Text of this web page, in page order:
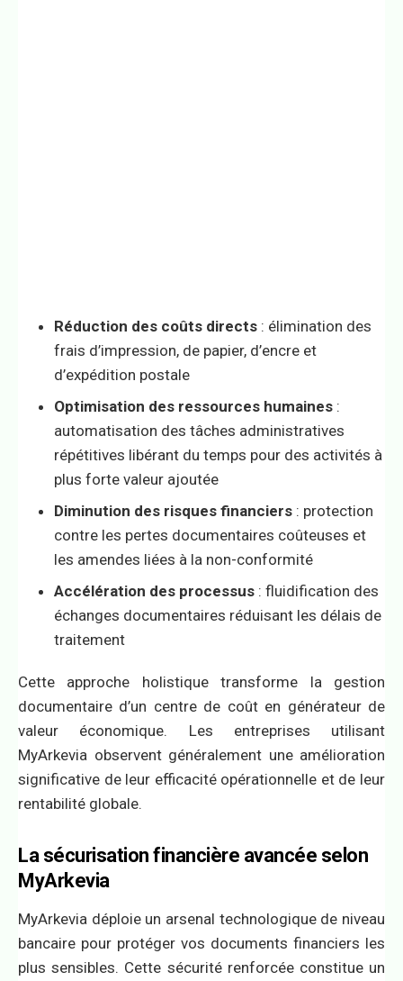
Réduction des coûts directs : élimination des
frais d’impression, de papier, d’encre et
d’expédition postale
Optimisation des ressources humaines :
automatisation des tâches administratives
répétitives libérant du temps pour des activités à
plus forte valeur ajoutée
Diminution des risques financiers : protection
contre les pertes documentaires coûteuses et
les amendes liées à la non-conformité
Accélération des processus : fluidification des
échanges documentaires réduisant les délais de
traitement
Cette approche holistique transforme la gestion
documentaire d’un centre de coût en générateur de
valeur économique. Les entreprises utilisant
MyArkevia observent généralement une amélioration
significative de leur efficacité opérationnelle et de leur
rentabilité globale.
La sécurisation financière avancée selon
MyArkevia
MyArkevia déploie un arsenal technologique de niveau
bancaire pour protéger vos documents financiers les
plus sensibles. Cette sécurité renforcée constitue un